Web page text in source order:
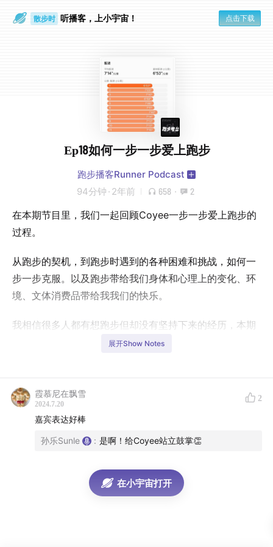
散步时 听播客，上小宇宙！ 点击下载
Ep18如何一步一步爱上跑步
跑步播客Runner Podcast
94分钟 · 2年前 658 · 2
在本期节目里，我们一起回顾Coyee一步一步爱上跑步的
过程。
从跑步的契机，到跑步时遇到的各种困难和挑战，如何一
步一步克服。以及跑步带给我们身体和心理上的变化、环
境、文体消费品带给我我们的快乐。
我相信很多人都有想跑步但却没有坚持下来的经历，本期
节目我们也会和大家聊聊如何找到自己跑步的乐趣和动
无论你是从未跑过步的新手，还是曾经跑步但中途放弃的
朋友。希望本期节目都能给你一些启发和鼓励。
让我们一起踏上跑步的旅程，一步一步爱上跑步吧！
现在的运动节奏、体重、无聊、环境
展开Show Notes
霞慕尼在飘雪
2024.7.20
2
嘉宾表达好棒
孙乐Sunle : 是啊！给Coyee站立鼓掌👏
在小宇宙打开